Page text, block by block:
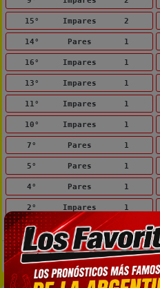
15° Impares 2
14° Pares 1
16° Impares 1
13° Impares 1
11° Impares 1
10° Impares 1
7° Pares 1
5° Pares 1
4° Pares 1
2° Impares 1
20° Pares 1
Pares: 0-2-4-6-8. Impares: 1-3-5-7-9.
Menores: 0-1-2-3-4. Mayores: 5-6-7-8-9.